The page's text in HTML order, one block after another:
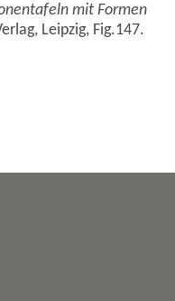
mit Formen
Leipzig, Fig.147.